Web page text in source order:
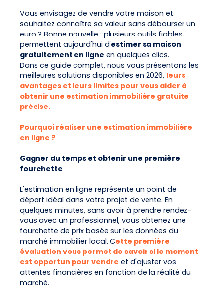
Vous envisagez de vendre votre maison et
souhaitez connaître sa valeur sans débourser un
euro ? Bonne nouvelle : plusieurs outils fiables
permettent aujourd'hui d'estimer sa maison
gratuitement en ligne en quelques clics.
Dans ce guide complet, nous vous présentons les
meilleures solutions disponibles en 2026, leurs
avantages et leurs limites pour vous aider à
obtenir une estimation immobilière gratuite
précise.
Pourquoi réaliser une estimation immobilière
en ligne ?
Gagner du temps et obtenir une première
fourchette
L'estimation en ligne représente un point de
départ idéal dans votre projet de vente. En
quelques minutes, sans avoir à prendre rendez-
vous avec un professionnel, vous obtenez une
fourchette de prix basée sur les données du
marché immobilier local. Cette première
évaluation vous permet de savoir si le moment
est opportun pour vendre et d'ajuster vos
attentes financières en fonction de la réalité du
marché.